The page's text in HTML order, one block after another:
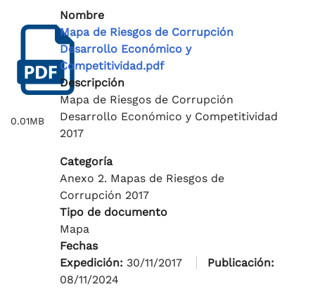
0.01MB
Nombre
Mapa de Riesgos de Corrupción
Desarrollo Económico y
Competitividad.pdf
Descripción
Mapa de Riesgos de Corrupción
Desarrollo Económico y Competitividad
2017
Categoría
Anexo 2. Mapas de Riesgos de
Corrupción 2017
Tipo de documento
Mapa
Fechas
Expedición: 30/11/2017
Publicación:
08/11/2024